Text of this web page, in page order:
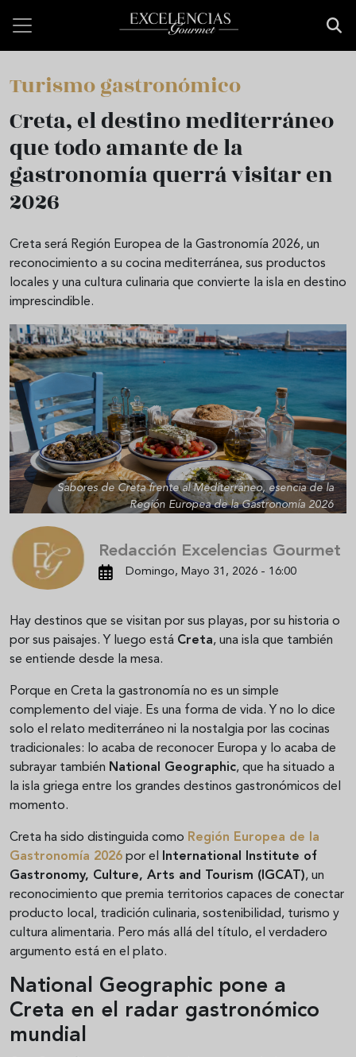
Turismo gastronómico
Creta, el destino mediterráneo
que todo amante de la
gastronomía querrá visitar en
2026
Creta será Región Europea de la Gastronomía 2026, un
reconocimiento a su cocina mediterránea, sus productos
locales y una cultura culinaria que convierte la isla en destino
imprescindible.
Sabores de Creta frente al Mediterráneo, esencia de la
Región Europea de la Gastronomía 2026
Redacción Excelencias Gourmet
Domingo, Mayo 31, 2026 - 16:00
Hay destinos que se visitan por sus playas, por su historia o
por sus paisajes. Y luego está Creta, una isla que también
se entiende desde la mesa.
Porque en Creta la gastronomía no es un simple
complemento del viaje. Es una forma de vida. Y no lo dice
solo el relato mediterráneo ni la nostalgia por las cocinas
tradicionales: lo acaba de reconocer Europa y lo acaba de
subrayar también National Geographic, que ha situado a
la isla griega entre los grandes destinos gastronómicos del
momento.
Creta ha sido distinguida como Región Europea de la
Gastronomía 2026 por el International Institute of
Gastronomy, Culture, Arts and Tourism (IGCAT), un
reconocimiento que premia territorios capaces de conectar
producto local, tradición culinaria, sostenibilidad, turismo y
cultura alimentaria. Pero más allá del título, el verdadero
argumento está en el plato.
National Geographic pone a
Creta en el radar gastronómico
mundial